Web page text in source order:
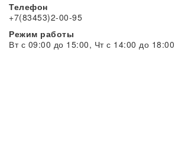
Телефон
+7(83453)2-00-95
Режим работы
Вт с 09:00 до 15:00, Чт с 14:00 до 18:00